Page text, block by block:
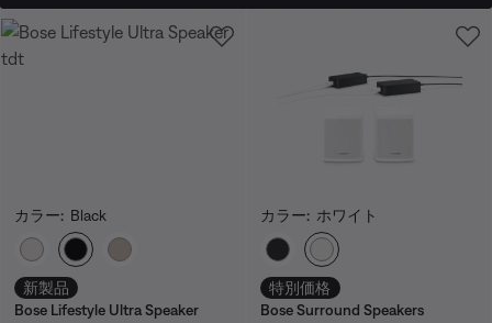
カラー: Black
カラーの選択
新製品
Bose Lifestyle Ultra Speaker
カラー: ホワイト
カラーの選択
特別価格
Bose Surround Speakers